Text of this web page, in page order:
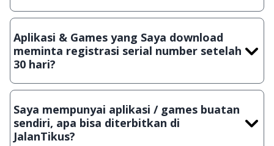
Ya, JalanTikus selalu melakukan scanning dengan 3 jenis
suatu aplikasi atau games, sehingga bisa dijamin 100%
terbebas dari virus.
Aplikasi & Games yang Saya download
meminta registrasi serial number setelah
30 hari?
Meskipun dibagikan secara gratis, namun ada beberapa
hanya bisa digunakan dalam jangka waktu tertentu dan jika
ingin lanjut menggunakannya kamu harus membeli lisensi
aslinya.
Saya mempunyai aplikasi / games buatan
sendiri, apa bisa diterbitkan di
JalanTikus?